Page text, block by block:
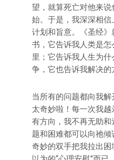
望，就算死亡对他来
始。于是，我深深相
计划和旨意。《圣经
书，它告诉我人类是
里；它告诉我人生为
争，它也告诉我解决的
当所有的问题都向我
太奇妙啦！每一次我
有方向，我不再无助
题和困难都可以向祂
奇妙的双手把我拉出